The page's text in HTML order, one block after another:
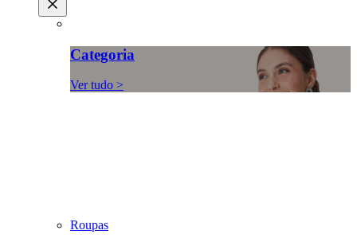
Categoria
Ver tudo >
Roupas